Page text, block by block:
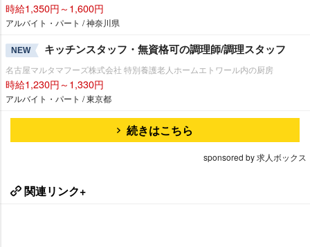
時給1,350円～1,600円
アルバイト・パート / 神奈川県
NEW キッチンスタッフ・無資格可の調理師/調理スタッフ
名古屋マルタマフーズ株式会社 特別養護老人ホームエトワール内の厨房
時給1,230円～1,330円
アルバイト・パート / 東京都
続きはこちら
sponsored by 求人ボックス
関連リンク+